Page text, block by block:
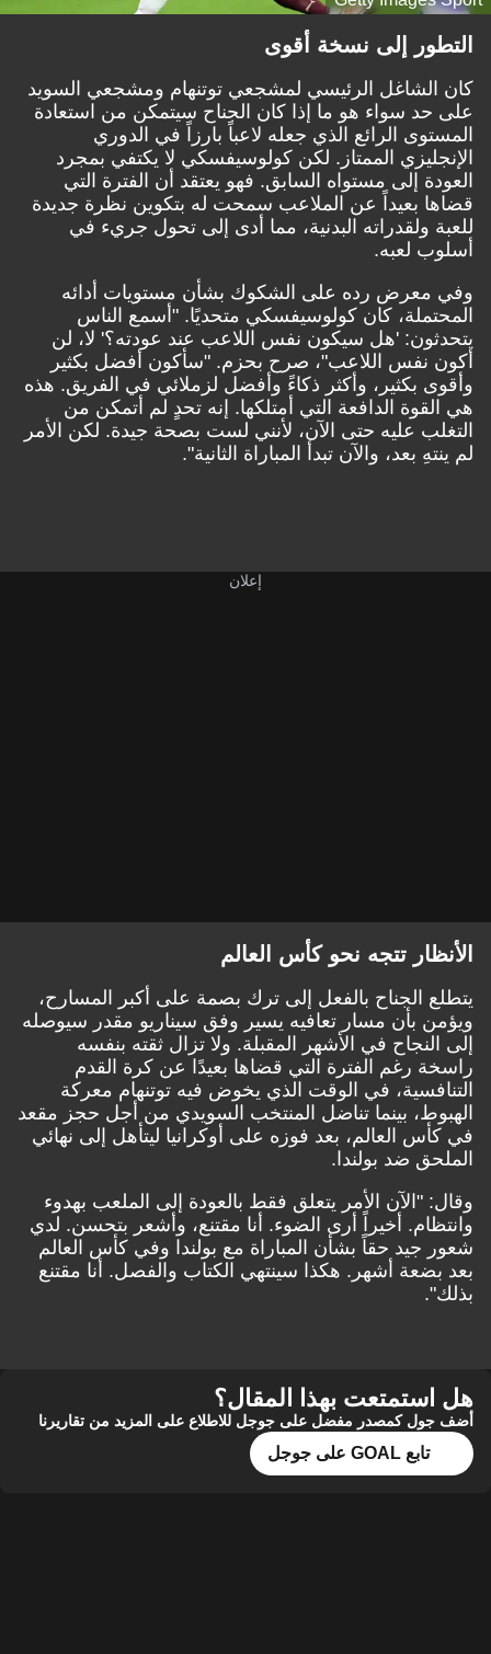
التطور إلى نسخة أقوى
كان الشاغل الرئيسي لمشجعي توتنهام ومشجعي السويد
على حد سواء هو ما إذا كان الجناح سيتمكن من استعادة
المستوى الرائع الذي جعله لاعباً بارزاً في الدوري
الإنجليزي الممتاز. لكن كولوسيفسكي لا يكتفي بمجرد
العودة إلى مستواه السابق. فهو يعتقد أن الفترة التي
قضاها بعيداً عن الملاعب سمحت له بتكوين نظرة جديدة
للعبة ولقدراته البدنية، مما أدى إلى تحول جريء في
أسلوب لعبه.
وفي معرض رده على الشكوك بشأن مستويات أدائه
المحتملة، كان كولوسيفسكي متحديًا. "أسمع الناس
يتحدثون: 'هل سيكون نفس اللاعب عند عودته؟' لا، لن
أكون نفس اللاعب"، صرح بحزم. "سأكون أفضل بكثير
وأقوى بكثير، وأكثر ذكاءً وأفضل لزملائي في الفريق. هذه
هي القوة الدافعة التي أمتلكها. إنه تحدٍ لم أتمكن من
التغلب عليه حتى الآن، لأنني لست بصحة جيدة. لكن الأمر
لم ينتهِ بعد، والآن تبدأ المباراة الثانية".
الأنظار تتجه نحو كأس العالم
يتطلع الجناح بالفعل إلى ترك بصمة على أكبر المسارح،
ويؤمن بأن مسار تعافيه يسير وفق سيناريو مقدر سيوصله
إلى النجاح في الأشهر المقبلة. ولا تزال ثقته بنفسه
راسخة رغم الفترة التي قضاها بعيدًا عن كرة القدم
التنافسية، في الوقت الذي يخوض فيه توتنهام معركة
الهبوط، بينما تناضل المنتخب السويدي من أجل حجز مقعد
في كأس العالم، بعد فوزه على أوكرانيا ليتأهل إلى نهائي
الملحق ضد بولندا.
وقال: "الآن الأمر يتعلق فقط بالعودة إلى الملعب بهدوء
وانتظام. أخيراً أرى الضوء. أنا مقتنع، وأشعر بتحسن. لدي
شعور جيد حقاً بشأن المباراة مع بولندا وفي كأس العالم
بعد بضعة أشهر. هكذا سينتهي الكتاب والفصل. أنا مقتنع
بذلك".
هل استمتعت بهذا المقال؟
أضف جول كمصدر مفضل على جوجل للاطلاع على المزيد من تقاريرنا
تابع GOAL على جوجل